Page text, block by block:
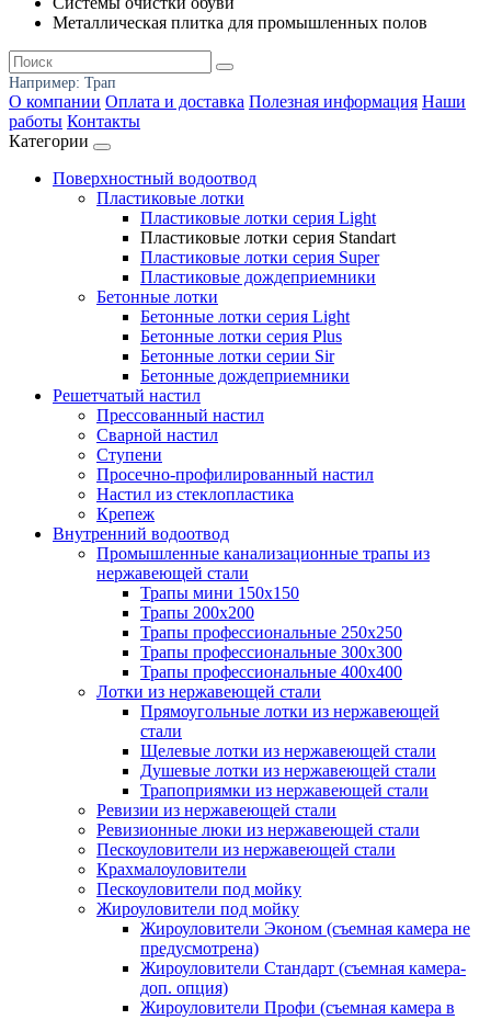
Металлическая плитка для промышленных полов
Например: Трап
О компании Оплата и доставка Полезная информация Наши
работы Контакты
Категории
Поверхностный водоотвод
Пластиковые лотки
Пластиковые лотки серия Light
Пластиковые лотки серия Standart
Пластиковые лотки серия Super
Пластиковые дождеприемники
Бетонные лотки
Бетонные лотки серия Light
Бетонные лотки серия Plus
Бетонные лотки серии Sir
Бетонные дождеприемники
Решетчатый настил
Прессованный настил
Сварной настил
Ступени
Просечно-профилированный настил
Настил из стеклопластика
Крепеж
Внутренний водоотвод
Промышленные канализационные трапы из
нержавеющей стали
Трапы мини 150х150
Трапы 200х200
Трапы профессиональные 250х250
Трапы профессиональные 300х300
Трапы профессиональные 400х400
Лотки из нержавеющей стали
Прямоугольные лотки из нержавеющей
стали
Щелевые лотки из нержавеющей стали
Душевые лотки из нержавеющей стали
Трапоприямки из нержавеющей стали
Ревизии из нержавеющей стали
Ревизионные люки из нержавеющей стали
Пескоуловители из нержавеющей стали
Крахмалоуловители
Пескоуловители под мойку
Жироуловители под мойку
Жироуловители Эконом (съемная камера не
предусмотрена)
Жироуловители Стандарт (съемная камера-
доп. опция)
Жироуловители Профи (съемная камера в